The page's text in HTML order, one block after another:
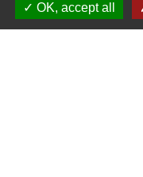
Contacts
OK, accept all